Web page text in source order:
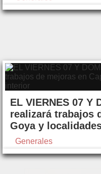
EL VIERNES 07 Y
realizará trabajos
Goya y
Generales